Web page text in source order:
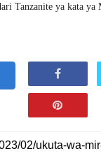
Tanzanite ya kata ya